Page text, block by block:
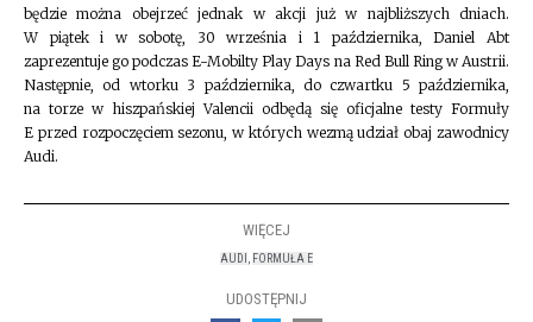
będzie można obejrzeć jednak w akcji już w najbliższych dniach.
W piątek i w sobotę, 30 września i 1 października, Daniel Abt
zaprezentuje go podczas E-Mobilty Play Days na Red Bull Ring w Austrii.
Następnie, od wtorku 3 października, do czwartku 5 października,
na torze w hiszpańskiej Valencii odbędą się oficjalne testy Formuły
E przed rozpoczęciem sezonu, w których wezmą udział obaj zawodnicy
Audi.
WIĘCEJ
AUDI , FORMUŁA E
UDOSTĘPNIJ